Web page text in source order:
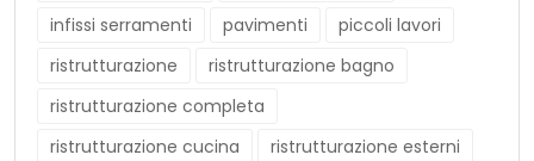
infissi serramenti
pavimenti
piccoli lavori
ristrutturazione
ristrutturazione bagno
ristrutturazione completa
ristrutturazione cucina
ristrutturazione esterni